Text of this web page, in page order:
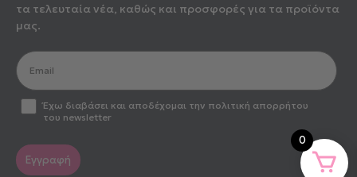
τα τελευταία νέα, καθώς και προσφορές για τα προϊόντα
μας.
optin2Έχω διαβάσει και αποδέχομαι την πολιτική απορρήτου
του newsletter
Εγγραφή
0